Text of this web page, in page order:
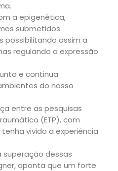
a epigenética,
submetidos
possibilitando assim a
regulando a expressão
e continua
do nosso
entre as pesquisas
(ETP), com
vivido a experiência
superação dessas
aponta que um forte